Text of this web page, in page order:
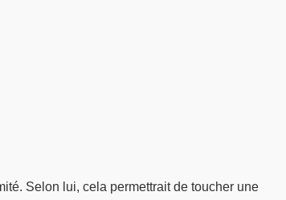
Selon lui, cela permettrait de toucher une